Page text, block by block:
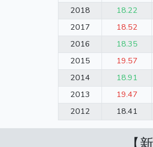
2018
18.22
2017
18.52
2016
18.35
2015
19.57
2014
18.91
2013
19.47
2012
18.41